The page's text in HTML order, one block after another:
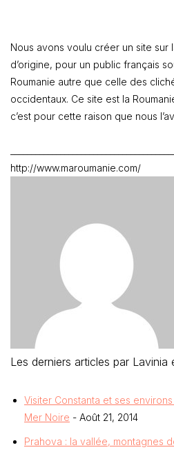
Nous avons voulu créer un site sur
d’origine, pour un public français
Roumanie autre que celle des
occidentaux. Ce site est la
c’est pour cette raison que nous
http://www.maroumanie.com/
Les derniers articles par Lavinia
Visiter Constanta et ses
Mer Noire - Août 21, 2014
Prahova : la vallée, montagnes